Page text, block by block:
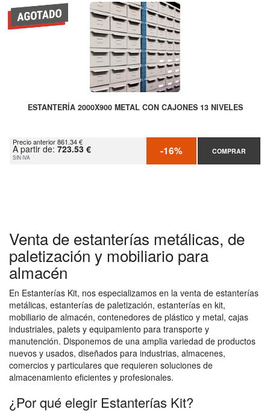
ESTANTERÍA 2000X900 METAL CON CAJONES 13 NIVELES
Precio anterior 861.34 €
A partir de: 723.53 €
SIN IVA -16% COMPRAR
Venta de estanterías metálicas, de
paletización y mobiliario para
almacén
En Estanterías Kit, nos especializamos en la venta de estanterías
metálicas, estanterías de paletización, estanterías en kit,
mobiliario de almacén, contenedores de plástico y metal, cajas
industriales, palets y equipamiento para transporte y
manutención. Disponemos de una amplia variedad de productos
nuevos y usados, diseñados para industrias, almacenes,
comercios y particulares que requieren soluciones de
almacenamiento eficientes y profesionales.
¿Por qué elegir Estanterías Kit?